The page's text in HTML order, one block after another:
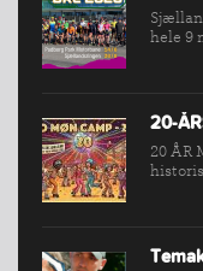
FORBUNDET
VÆRKTØJSKASSEN
KONKURRENCER
hele 9
20-
20 ÅR